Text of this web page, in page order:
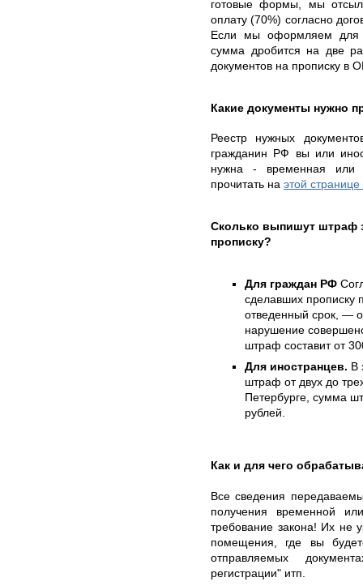
готовые формы, мы
оплату (70%) согласно
Если мы оформляем для
сумма дробится на две
документов на прописку в
Какие документы нужно
Реестр нужных
гражданин РФ вы или
нужна - временная или
прочитать на этой странице
Сколько выпишут штраф
прописку?
Для граждан РФ
сделавших прописку
отведенный срок, —
нарушение
штраф составит от
Для иностранцев. В
штраф от двух до
Петербурге, сумма
рублей.
Как и для чего
Все сведения
получения временной
требование закона! Их не
помещения, где вы
отправляемых
регистрации" итп.